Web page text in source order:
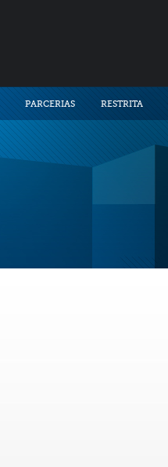
PARCERIAS RESTRITA